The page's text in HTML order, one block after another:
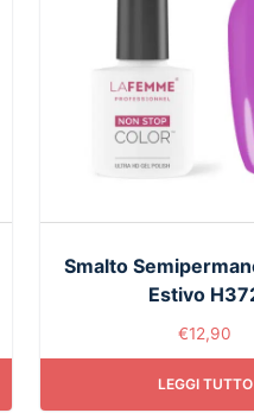
Smalto
Estivo
€12,90
LEGGI TUTTO